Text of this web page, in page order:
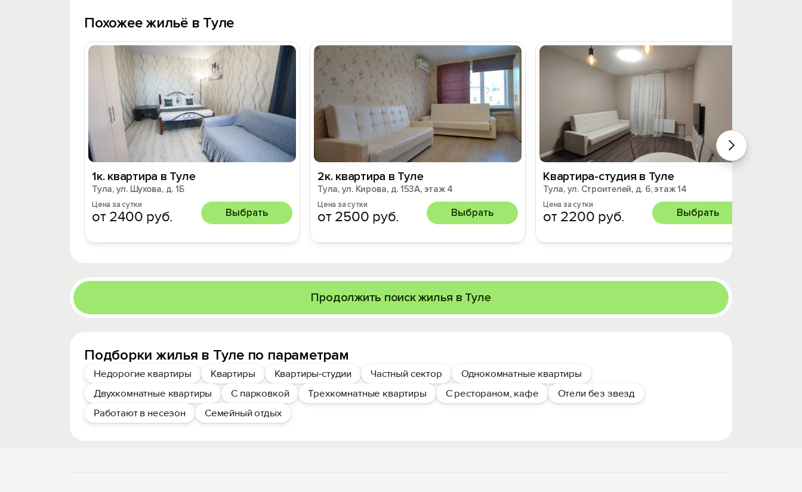
Похожее жильё в Туле
1к. квартира в Туле
Тула, ул. Шухова, д. 1Б
Цена за сутки
от 2400 руб. Выбрать
2к. квартира в Туле
Тула, ул. Кирова, д. 153А, этаж 4
Цена за сутки
от 2500 руб. Выбрать
Квартира-студия в Туле
Тула, ул. Строителей, д. 6, этаж 14
Цена за сутки
от 2200 руб. Выбрать
Продолжить поиск жилья в Туле
Подборки жилья в Туле по параметрам
Недорогие квартиры Квартиры Квартиры-студии Частный сектор
Однокомнатные квартиры
Двухкомнатные квартиры
С парковкой Трехкомнатные квартиры С рестораном, кафе
Отели без звезд
Работают в несезон
Семейный отдых